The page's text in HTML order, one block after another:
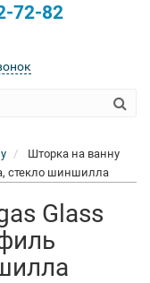
72-82
Шторка на ванну
стекло шиншилла
Glass